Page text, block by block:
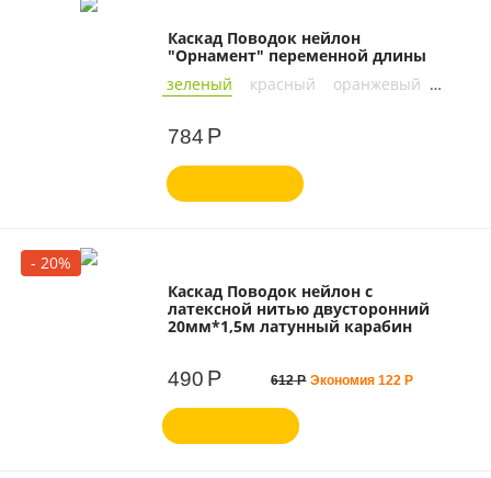
Каскад Поводок нейлон
"Орнамент" переменной длины
зеленый
красный
оранжевый
784 Р
- 20%
Каскад Поводок нейлон с
латексной нитью двусторонний
20мм*1,5м латунный карабин
490 Р 612 Р Экономия122 Р